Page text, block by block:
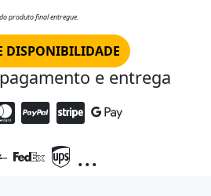
produto final entregue.
DISPONIBILIDADE
e entrega
...